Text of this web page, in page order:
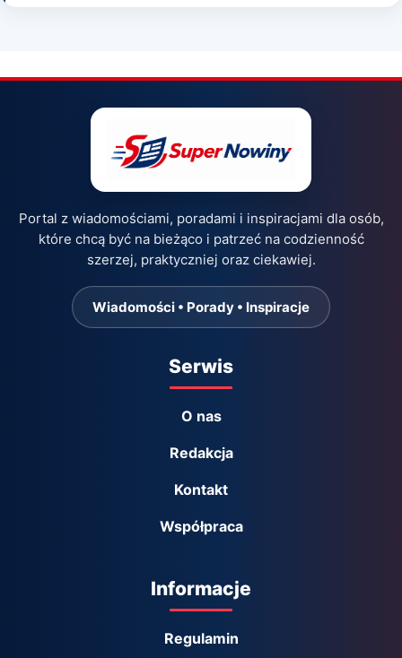
Portal z wiadomościami, poradami i inspiracjami dla osób,
które chcą być na bieżąco i patrzeć na codzienność
szerzej, praktyczniej oraz ciekawiej.
Wiadomości • Porady • Inspiracje
Serwis
O nas
Redakcja
Kontakt
Współpraca
Informacje
Regulamin